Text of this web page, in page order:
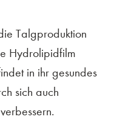
Talgproduktion
Hydrolipidfilm
in ihr gesundes
sich auch